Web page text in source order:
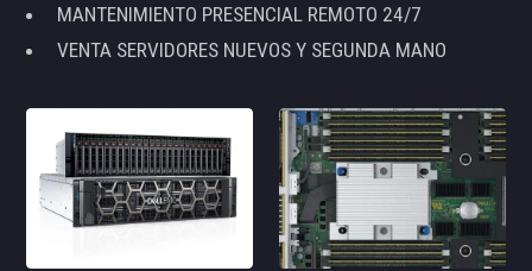
MANTENIMIENTO PRESENCIAL REMOTO 24/7
VENTA SERVIDORES NUEVOS Y SEGUNDA MANO